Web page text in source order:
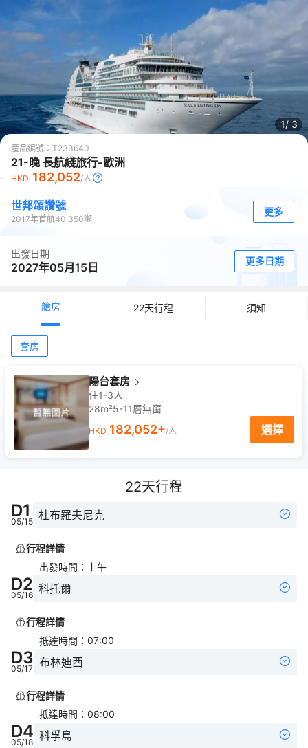
1/ 3
產品編號： T233640
21-晚 長航綫旅行-歐洲
HKD 182,052/人
世邦頌讚號
2017年首航40,350噸
更多
出發日期
2027年05月15日 更多日期
艙房 22天行程 須知
套房
陽台套房
住1-3人
28m²5-11層無窗
HKD 182,052+/人 選擇
22天行程
D1
05/15 杜布羅夫尼克
行程詳情
出發時間 ： 上午
D2
05/16 科托爾
行程詳情
抵達時間 ： 07:00
D3
05/17 布林迪西
行程詳情
抵達時間 ： 08:00
D4
05/18 科孚島